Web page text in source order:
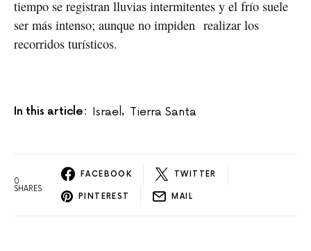
tiempo se registran lluvias intermitentes y el frío suele
ser más intenso; aunque no impiden realizar los
recorridos turísticos.
In this article: Israel, Tierra Santa
0
SHARES
FACEBOOK TWITTER
PINTEREST MAIL